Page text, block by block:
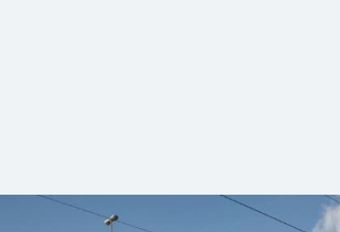
und Informationen der DB Regio